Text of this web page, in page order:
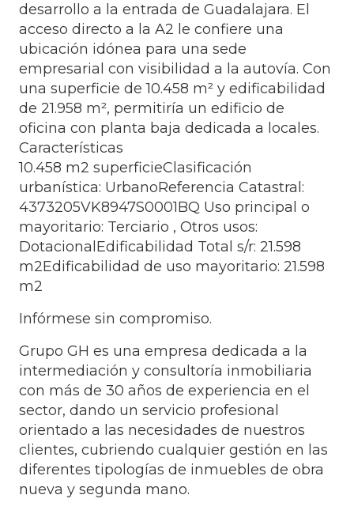
desarrollo a la entrada de Guadalajara. El
acceso directo a la A2 le confiere una
ubicación idónea para una sede
empresarial con visibilidad a la autovía. Con
una superficie de 10.458 m² y edificabilidad
de 21.958 m², permitiría un edificio de
oficina con planta baja dedicada a locales.
Características
10.458 m2 superficieClasificación
urbanística: UrbanoReferencia Catastral:
4373205VK8947S0001BQ Uso principal o
mayoritario: Terciario , Otros usos:
DotacionalEdificabilidad Total s/r: 21.598
m2Edificabilidad de uso mayoritario: 21.598
m2
Infórmese sin compromiso.
Grupo GH es una empresa dedicada a la
intermediación y consultoría inmobiliaria
con más de 30 años de experiencia en el
sector, dando un servicio profesional
orientado a las necesidades de nuestros
clientes, cubriendo cualquier gestión en las
diferentes tipologías de inmuebles de obra
nueva y segunda mano.